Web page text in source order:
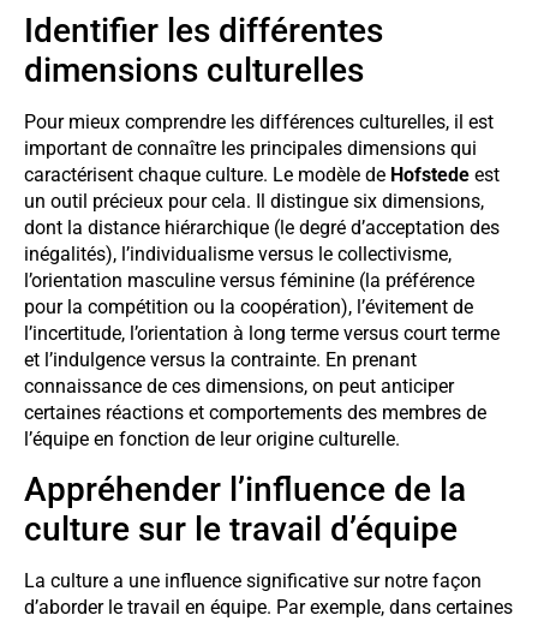
Identifier les différentes
dimensions culturelles
Pour mieux comprendre les différences culturelles, il est
important de connaître les principales dimensions qui
caractérisent chaque culture. Le modèle de Hofstede est
un outil précieux pour cela. Il distingue six dimensions,
dont la distance hiérarchique (le degré d’acceptation des
inégalités), l’individualisme versus le collectivisme,
l’orientation masculine versus féminine (la préférence
pour la compétition ou la coopération), l’évitement de
l’incertitude, l’orientation à long terme versus court terme
et l’indulgence versus la contrainte. En prenant
connaissance de ces dimensions, on peut anticiper
certaines réactions et comportements des membres de
l’équipe en fonction de leur origine culturelle.
Appréhender l’influence de la
culture sur le travail d’équipe
La culture a une influence significative sur notre façon
d’aborder le travail en équipe. Par exemple, dans certaines